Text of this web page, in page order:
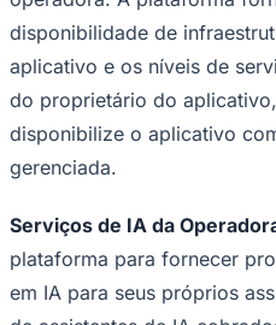
disponibilidade de
aplicativo e os níveis de
do proprietário do
disponibilize o aplicativo
gerenciada.
Serviços de IA da
plataforma para fornecer
em IA para seus próprios